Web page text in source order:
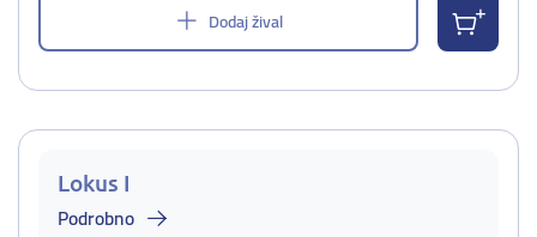
Dodaj žival
Lokus I
Podrobno